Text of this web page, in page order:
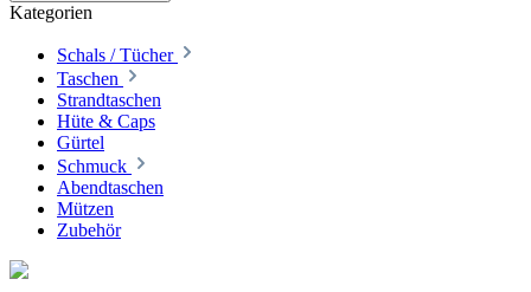
Kategorien
Schals / Tücher
Taschen
Strandtaschen
Hüte & Caps
Gürtel
Schmuck
Abendtaschen
Mützen
Zubehör